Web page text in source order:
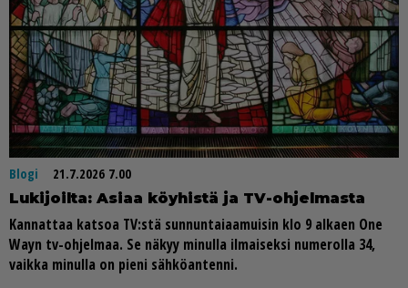
Blogi
21.7.2026 7.00
Lu­ki­joil­ta: Asi­aa köy­his­tä ja TV-oh­jel­mas­ta
Kan­nat­taa kat­soa TV:stä sun­nun­tai­aa­mui­sin klo 9 al­ka­en One
Wayn tv-oh­jel­maa. Se nä­kyy mi­nul­la il­mai­sek­si nu­me­rol­la 34,
vaik­ka mi­nul­la on pie­ni säh­kö­an­ten­ni.